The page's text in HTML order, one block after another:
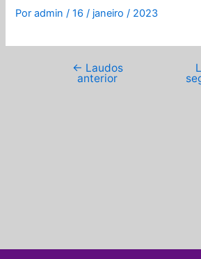
Poradmin/16 / janeiro / 2023
← Laudos
anterior